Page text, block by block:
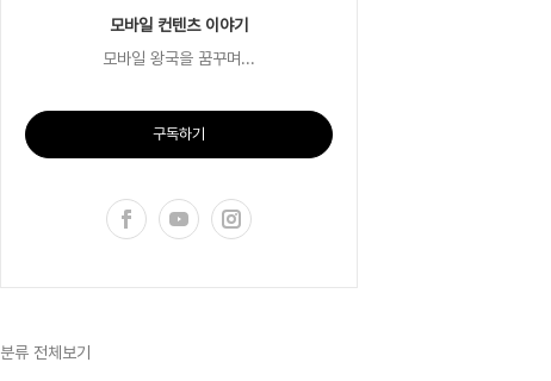
모바일 컨텐츠 이야기
모바일 왕국을 꿈꾸며...
구독하기
분류 전체보기